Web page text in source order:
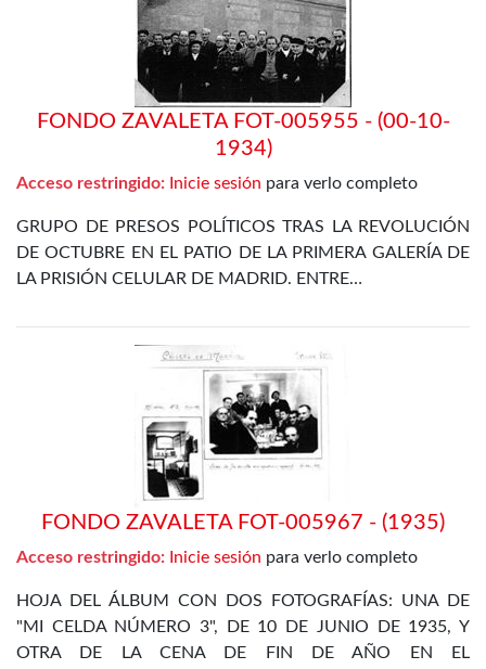
FONDO ZAVALETA FOT-005955 - (00-10-
1934)
Acceso restringido: Inicie sesión para verlo completo
GRUPO DE PRESOS POLÍTICOS TRAS LA REVOLUCIÓN
DE OCTUBRE EN EL PATIO DE LA PRIMERA GALERÍA DE
LA PRISIÓN CELULAR DE MADRID. ENTRE…
FONDO ZAVALETA FOT-005967 - (1935)
Acceso restringido: Inicie sesión para verlo completo
HOJA DEL ÁLBUM CON DOS FOTOGRAFÍAS: UNA DE
"MI CELDA NÚMERO 3", DE 10 DE JUNIO DE 1935, Y
OTRA DE LA CENA DE FIN DE AÑO EN EL